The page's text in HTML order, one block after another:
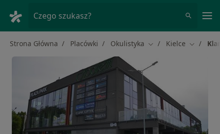
Czego szukasz?
Strona Główna Placówki Okulistyka Zmień miasto
Kielce Zmień